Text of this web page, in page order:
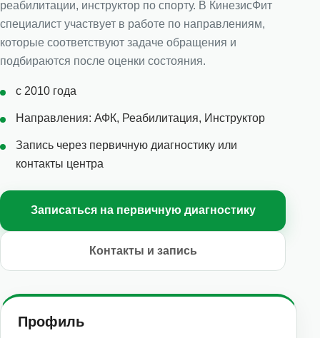
реабилитации, инструктор по спорту. В КинезисФит
специалист участвует в работе по направлениям,
которые соответствуют задаче обращения и
подбираются после оценки состояния.
с 2010 года
Направления: АФК, Реабилитация, Инструктор
Запись через первичную диагностику или
контакты центра
Записаться на первичную диагностику
Контакты и запись
Профиль